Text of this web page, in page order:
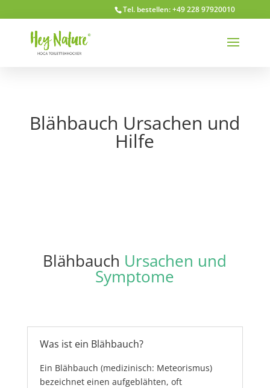
Tel. bestellen: +49 228 97920010
Blähbauch Ursachen und
Hilfe
Blähbauch Ursachen und
Symptome
Was ist ein Blähbauch?
Ein Blähbauch (medizinisch: Meteorismus)
bezeichnet einen aufgeblähten, oft